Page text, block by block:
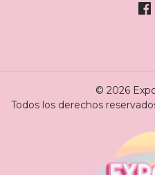
© 2026
Todos los derechos